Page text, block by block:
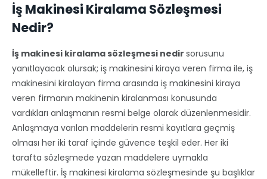
İş Makinesi Kiralama Sözleşmesi
Nedir?
İş makinesi kiralama sözleşmesi nedir sorusunu
yanıtlayacak olursak; iş makinesini kiraya veren firma ile, iş
makinesini kiralayan firma arasında iş makinesini kiraya
veren firmanın makinenin kiralanması konusunda
vardıkları anlaşmanın resmi belge olarak düzenlenmesidir.
Anlaşmaya varılan maddelerin resmi kayıtlara geçmiş
olması her iki taraf içinde güvence teşkil eder. Her iki
tarafta sözleşmede yazan maddelere uymakla
mükelleftir. İş makinesi kiralama sözleşmesinde şu başlıklar